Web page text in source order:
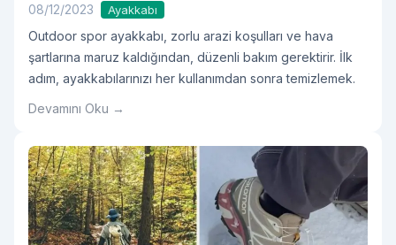
08/12/2023 Ayakkabı
Outdoor spor ayakkabı, zorlu arazi koşulları ve hava
şartlarına maruz kaldığından, düzenli bakım gerektirir. İlk
adım, ayakkabılarınızı her kullanımdan sonra temizlemek.
Devamını Oku →